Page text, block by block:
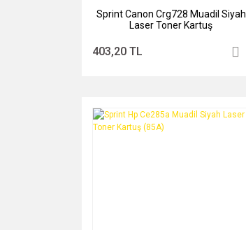
Sprint Canon Crg728 Muadil Siyah
Laser Toner Kartuş
403,20 TL